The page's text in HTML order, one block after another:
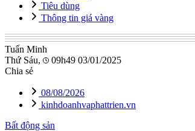
Tiêu dùng
Thông tin giá vàng
Tuấn Minh
Thứ Sáu,
09h49 03/01/2025
Chia sẻ
08/08/2026
kinhdoanhvaphattrien.vn
Bất động sản